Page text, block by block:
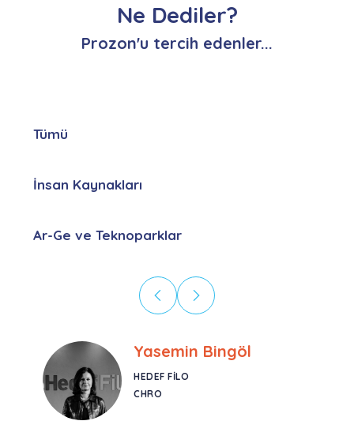
Ne Dediler?
Prozon'u tercih edenler...
Tümü
İnsan Kaynakları
Ar-Ge ve Teknoparklar
Ebru Kural
CORESYS
SATIŞ YÖNETICISI